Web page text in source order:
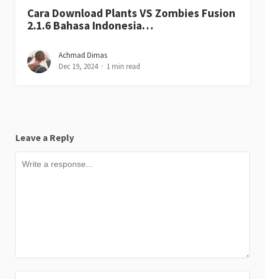
Cara Download Plants VS Zombies Fusion
2.1.6 Bahasa Indonesia…
Achmad Dimas
Dec 19, 2024
1 min read
Leave a Reply